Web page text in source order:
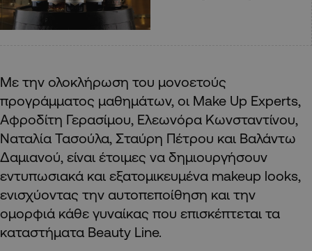
Με την ολοκλήρωση του μονοετούς
προγράμματος μαθημάτων, οι Make Up Experts,
Αφροδίτη Γερασίμου, Ελεωνόρα Κωνσταντίνου,
Ναταλία Τασούλα, Σταύρη Πέτρου και Βαλάντω
Δαμιανού, είναι έτοιμες να δημιουργήσουν
εντυπωσιακά και εξατομικευμένα makeup looks,
ενισχύοντας την αυτοπεποίθηση και την
ομορφιά κάθε γυναίκας που επισκέπτεται τα
καταστήματα Beauty Line.